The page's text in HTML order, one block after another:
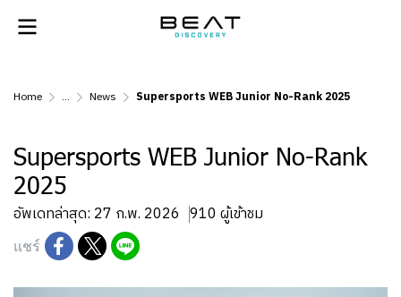
Home ... News Supersports WEB Junior No-Rank 2025
Supersports WEB Junior No-Rank
2025
อัพเดทล่าสุด: 27 ก.พ. 2026 910 ผู้เข้าชม
แชร์